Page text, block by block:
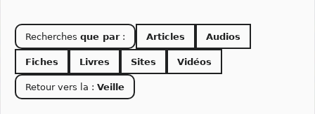
Recherches que par: Articles Audios
Fiches Livres Sites Vidéos
Retour vers la : Veille